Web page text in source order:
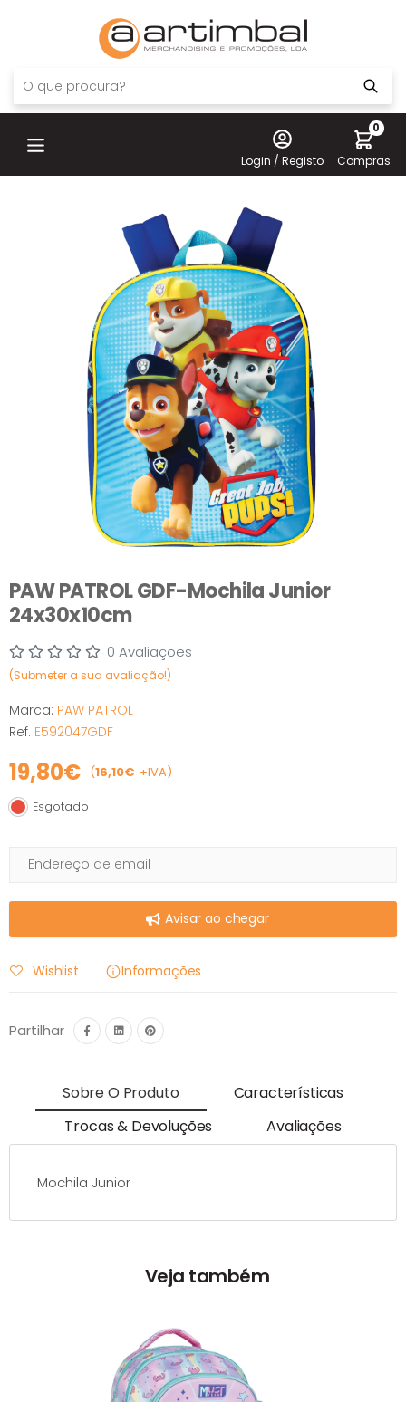
Login / Registo
0
Compras
PAW PATROL GDF-Mochila Junior
24x30x10cm
0 Avaliações
(Submeter a sua avaliação!)
Marca: PAW PATROL
Ref. E592047GDF
19,80€ (16,10€ +IVA)
Esgotado
Esgotado
Avisar ao chegar
Wishlist Informações
Partilhar
Sobre O Produto
Características
Trocas & Devoluções
Avaliações
Mochila Junior
Veja também